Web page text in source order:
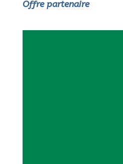
Offre partenaire